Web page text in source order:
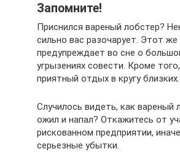
Запомните!
Приснился вареный лобстер?
сильно вас разочарует. Этот же
предупреждает во сне о
угрызениях совести. Кроме
приятный отдых в кругу близких.
Случилось видеть, как вареный
ожил и напал? Откажитесь от
рискованном предприятии,
серьезные убытки.